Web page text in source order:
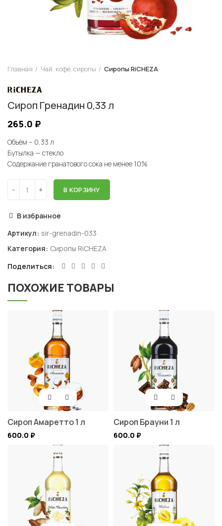
Главная Чай, кофе, сиропы Сиропы RiCHEZA
Сироп Гренадин 0,33 л
265.0 ₽
Объём – 0,33 л
Бутылка — стекло
Содержание гранатового сока не менее 10%
В КОРЗИНУ
В избранное
Артикул: sir-grenadin-033
Категория: Сиропы RiCHEZA
Поделиться
ПОХОЖИЕ ТОВАРЫ
Сироп Амаретто 1 л
600.0 ₽
Сироп Брауни 1 л
600.0 ₽